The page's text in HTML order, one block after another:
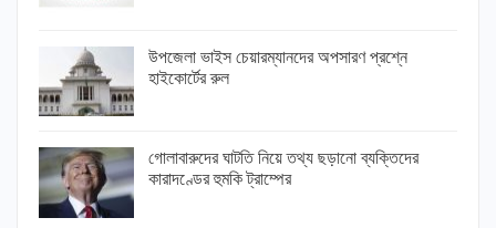
উপজেলা ভাইস চেয়ারম্যানদের অপসারণ প্রশ্নে
হাইকোর্টের রুল
গোলাবারুদের ঘাটতি নিয়ে তথ্য ছড়ানো ব্যক্তিদের
কারাদণ্ডের হুমকি ট্রাম্পের